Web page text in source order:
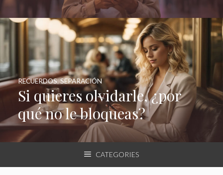
Si quieres olvidarle, ¿por
qué no le bloqueas?
RECUERDOS,SEPARACIÓN
CATEGORIES